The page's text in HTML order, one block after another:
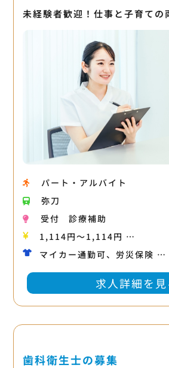
未経験者歓迎！仕事と子育て
パート・アルバイト
弥刀
受付
診療補助
1,114円〜1,114円 …
マイカー通勤可、労災保険 …
求人詳細を見
歯科衛生士の募集